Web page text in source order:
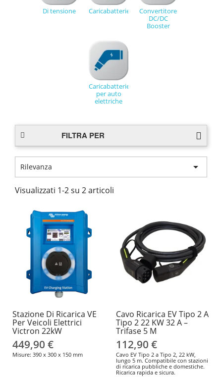
Di tensione Caricabatterie
Convertitore
DC/DC
Booster
Caricabatterie
per auto
elettriche
FILTRA PER
Rilevanza 
Visualizzati 1-2 su 2 articoli
Stazione Di Ricarica VE
Per Veicoli Elettrici
Victron 22kW
449,90 €
Misure: 390 x 300 x 150 mm
Cavo Ricarica EV Tipo 2 A
Tipo 2 22 KW 32 A –
Trifase 5 M
112,90 €
Cavo EV Tipo 2 a Tipo 2, 22 kW,
lungo 5 m. Compatibile con stazioni
di ricarica pubbliche e domestiche.
Ricarica rapida e sicura.